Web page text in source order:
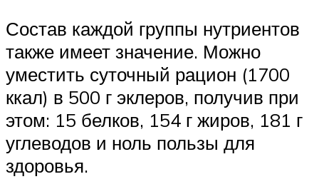
Состав каждой группы нутриентов
также имеет значение. Можно
уместить суточный рацион (1700
ккал) в 500 г эклеров, получив при
этом: 15 белков, 154 г жиров, 181 г
углеводов и ноль пользы для
здоровья.